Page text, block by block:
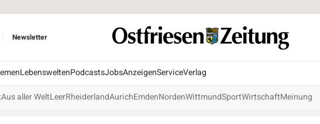
Newsletter
LebensweltenPodcastsJobsAnzeigenServiceVerlag
Aus aller WeltLeerRheiderlandAurichEmdenNordenWittmundSportWirtschaftMeinung